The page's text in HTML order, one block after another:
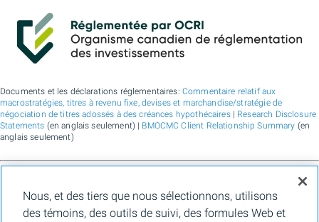
Documents et les déclarations réglementaires: Commentaire relatif aux
macrostratégies, titres à revenu fixe, devises et marchandise/stratégie de
négociation de titres adossés à des créances hypothécaires| Research Disclosure
Statements (en anglais seulement) | BMOCMC Client Relationship Summary (en
anglais seulement)
financier pour les services de vente en gros de la Banque de Montréal, de BMO
Bank N.A. (membre de la FDIC), de Bank of Montreal Europe Plc et de Bank of
Montreal (China) Co. Ltd., pour les services de courtage auprès des clients
Nous, et des tiers que nous sélectionnons, utilisons
des témoins, des outils de suivi, des formules Web et